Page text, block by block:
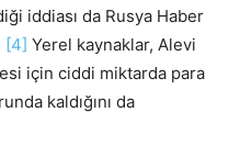
iddiası da Rusya Haber
[4] Yerel kaynaklar, Alevi
için ciddi miktarda para
kaldığını da